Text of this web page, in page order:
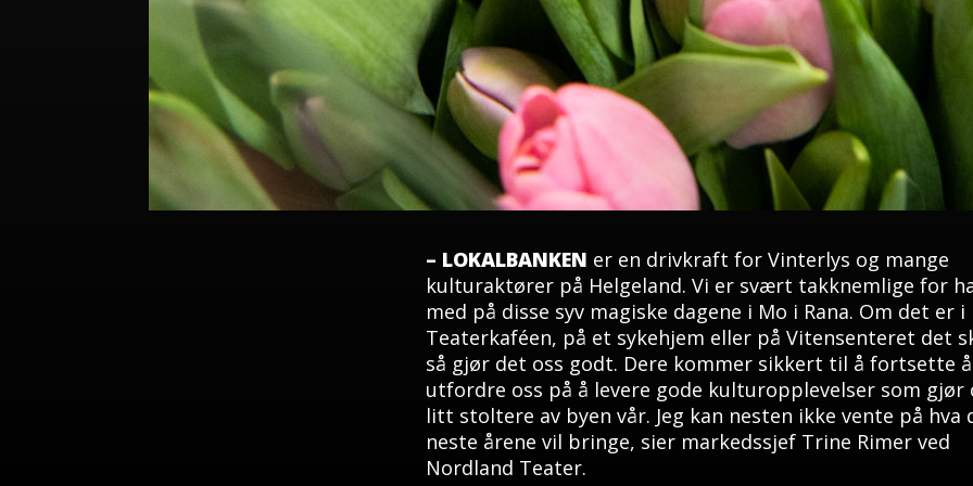
– LOKALBANKEN er en drivkraft for Vinterlys og mange
kulturaktører på Helgeland. Vi er svært takknemlige for
med på disse syv magiske dagene i Mo i Rana. Om det er i
Teaterkaféen, på et sykehjem eller på Vitensenteret det
så gjør det oss godt. Dere kommer sikkert til å fortsette å
utfordre oss på å levere gode kulturopplevelser som gjør
litt stoltere av byen vår. Jeg kan nesten ikke vente på hva
neste årene vil bringe, sier markedssjef Trine Rimer ved
Nordland Teater.